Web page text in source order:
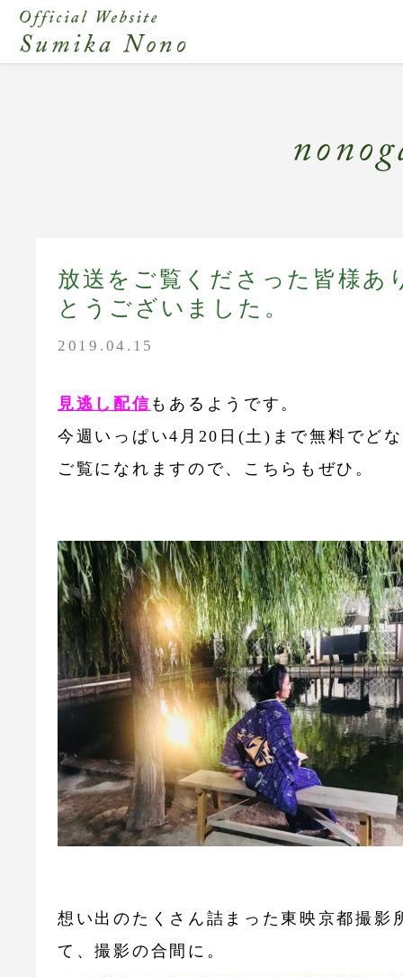
放送をご覧くださった皆様あ
とうございました。
2019.04.15
見逃し配信 もあるようです。
今週いっぱい4月20日(土)まで無料でど
ご覧になれますので、こちらもぜひ。
想い出のたくさん詰まった東映京都撮影
て、撮影の合間に。